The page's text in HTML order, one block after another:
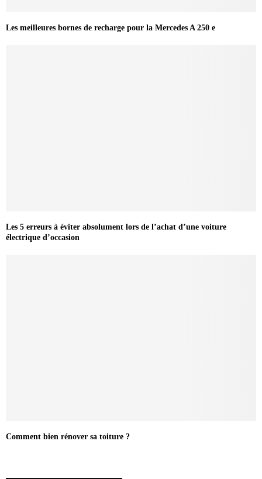
Les meilleures bornes de recharge pour la Mercedes A 250 e
Les 5 erreurs à éviter absolument lors de l’achat d’une voiture
électrique d’occasion
Comment bien rénover sa toiture ?